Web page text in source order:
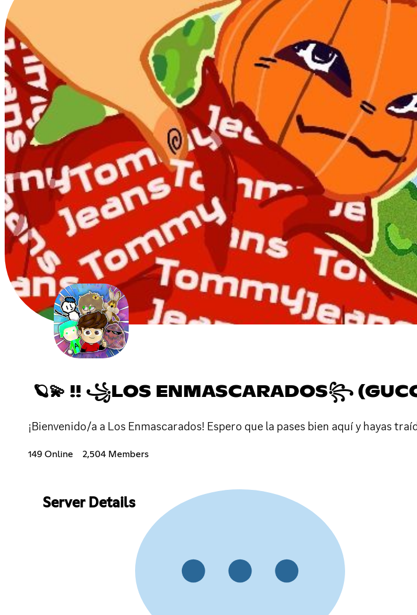
🪐💫 !! ꧁LOS ENMASCARADOS꧂
¡Bienvenido/a a Los Enmascarados! Espero que la pases bien aquí y hayas
149 Online 2,504 Members
Server Details